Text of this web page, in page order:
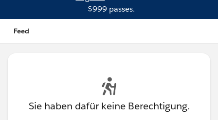
$999 passes.
Feed
Sie haben dafür keine Berechtigung.